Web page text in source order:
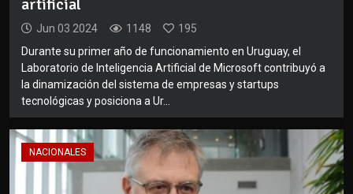
artificial
Jun 03 2024 1148
195
Durante su primer año de funcionamiento en Uruguay, el
Laboratorio de Inteligencia Artificial de Microsoft contribuyó a
la dinamización del sistema de empresas y startups
tecnológicas y posiciona a Ur...
NACIONALES